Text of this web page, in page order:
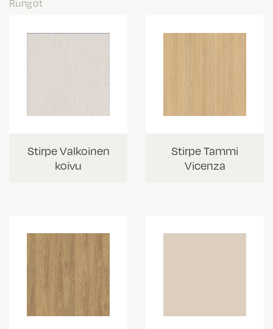
Stirpe Valkoinen
koivu
Stirpe Tammi
Vicenza